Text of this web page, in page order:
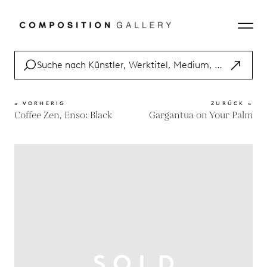
« VORHERIG
Coffee Zen, Enso: Black
ZURÜCK »
Gargantua on Your Palm